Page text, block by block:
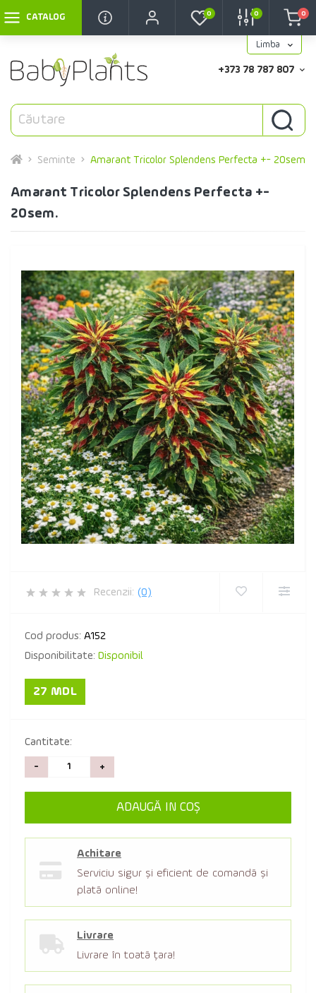
CATALOG
Limba
0 0 0
+373 78 787 807
Seminte Amarant Tricolor Splendens Perfecta +- 20sem.
Amarant Tricolor Splendens Perfecta +-
20sem.
Recenzii: (0)
Cod produs: A152
Disponibilitate: Disponibil
27 MDL
Cantitate:
- +
ADAUGĂ IN COŞ
Achitare
Serviciu sigur şi eficient de comandă şi
plată online!
Livrare
Livrare în toată țara!